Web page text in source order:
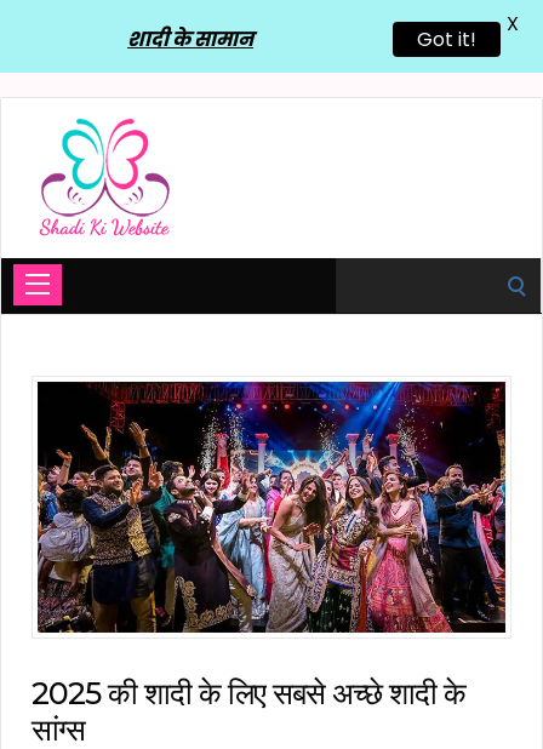
2025 की शादी के लिए सबसे अच्छे शादी के
सांग्स
शादी के सामान Got it!
X